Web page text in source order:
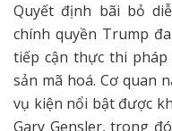
Quyết định bãi bỏ
chính quyền Trump
tiếp cận thực thi
sản mã hoá. Cơ quan
vụ kiện nổi bật được
Gary Gensler, trong